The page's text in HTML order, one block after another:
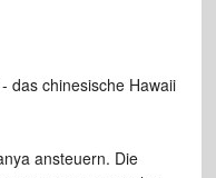
ansteuern. Die